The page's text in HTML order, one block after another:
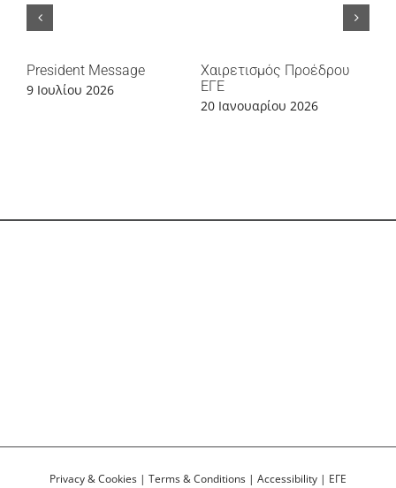
President Message
9 Ιουλίου 2026
Χαιρετισμός Προέδρου
ΕΓΕ
20 Ιανουαρίου 2026
Privacy & Cookies | Terms & Conditions | Accessibility | ΕΓΕ